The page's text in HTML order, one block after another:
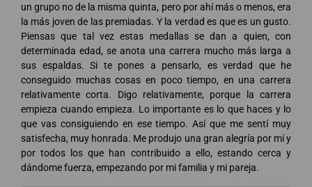
un grupo no de la misma quinta, pero por ahí más o menos, era
la más joven de las premiadas. Y la verdad es que es un gusto.
Piensas que tal vez estas medallas se dan a quien, con
determinada edad, se anota una carrera mucho más larga a
sus espaldas. Si te pones a pensarlo, es verdad que he
conseguido muchas cosas en poco tiempo, en una carrera
relativamente corta. Digo relativamente, porque la carrera
empieza cuando empieza. Lo importante es lo que haces y lo
que vas consiguiendo en ese tiempo. Así que me sentí muy
satisfecha, muy honrada. Me produjo una gran alegría por mí y
por todos los que han contribuido a ello, estando cerca y
dándome fuerza, empezando por mi familia y mi pareja.